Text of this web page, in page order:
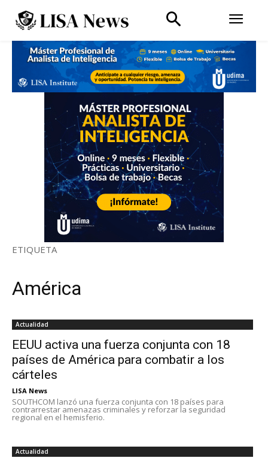
ETIQUETA
América
Actualidad
EEUU activa una fuerza conjunta con 18
países de América para combatir a los
cárteles
LISA News
SOUTHCOM lanzó una fuerza conjunta con 18 países para
contrarrestar amenazas criminales y reforzar la seguridad
regional en el hemisferio.
Actualidad